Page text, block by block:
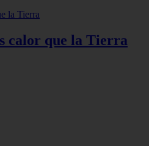
calor que la Tierra